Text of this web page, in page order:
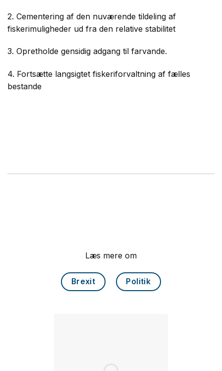
2. Cementering af den nuværende tildeling af
fiskerimuligheder ud fra den relative stabilitet
3. Opretholde gensidig adgang til farvande.
4. Fortsætte langsigtet fiskeriforvaltning af fælles
bestande
Læs mere om
Brexit Politik